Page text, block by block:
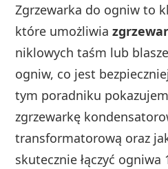
Zgrzewarka do ogniw to
które umożliwia
niklowych taśm lub
ogniw, co jest
tym poradniku
zgrzewarkę
transformatorową oraz
skutecznie łączyć ogniwa